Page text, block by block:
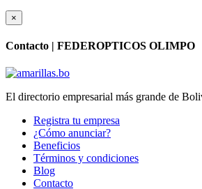
×
Contacto | FEDEROPTICOS OLIMPO
El directorio empresarial más grande de
Registra tu empresa
¿Cómo anunciar?
Beneficios
Términos y condiciones
Blog
Contacto